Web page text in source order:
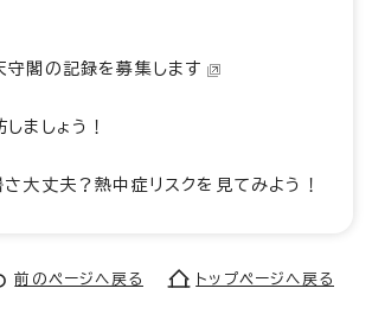
守閣の記録を募集します
ましょう！
大丈夫？熱中症リスクを見てみよう！
前のページへ戻る トップページへ戻る